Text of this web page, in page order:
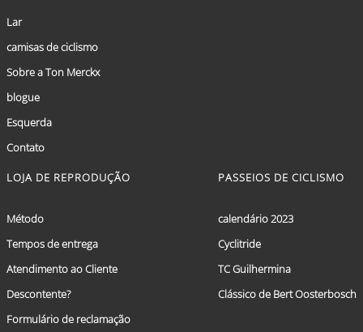
Lar
camisas de ciclismo
Sobre a Ton Merckx
blogue
Esquerda
Contato
LOJA DE REPRODUÇÃO
Método
Tempos de entrega
Atendimento ao Cliente
Descontente?
Formulário de reclamação
PASSEIOS DE CICLISMO
calendário 2023
Cyclitride
TC Guilhermina
Clássico de Bert Oosterbosch